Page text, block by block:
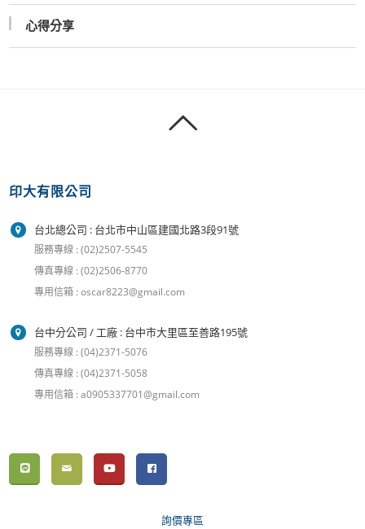
心得分享
印大有限公司
台北總公司 : 台北市中山區建國北路3段91號
服務專線 : (02)2507-5545
傳真專線 : (02)2506-8770
專用信箱 : oscar8223@gmail.com
台中分公司 / 工廠 : 台中市大里區至善路195號
服務專線 : (04)2371-5076
傳真專線 : (04)2371-5058
專用信箱 : a0905337701@gmail.com
詢價專區